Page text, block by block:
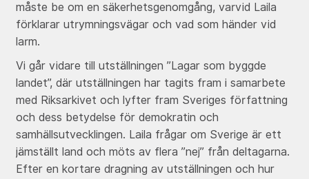
måste be om en säkerhetsgenomgång, varvid Laila
förklarar utrymningsvägar och vad som händer vid
larm.
Vi går vidare till utställningen ”Lagar som byggde
landet”, där utställningen har tagits fram i samarbete
med Riksarkivet och lyfter fram Sveriges författning
och dess betydelse för demokratin och
samhällsutvecklingen. Laila frågar om Sverige är ett
jämställt land och möts av flera ”nej” från deltagarna.
Efter en kortare dragning av utställningen och hur